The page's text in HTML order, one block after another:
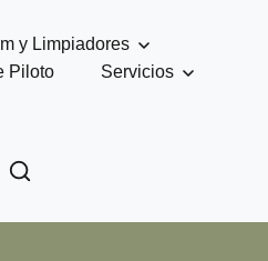
y Limpiadores
Piloto
Servicios